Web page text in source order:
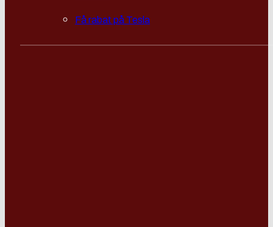
Få rabat på Tesla